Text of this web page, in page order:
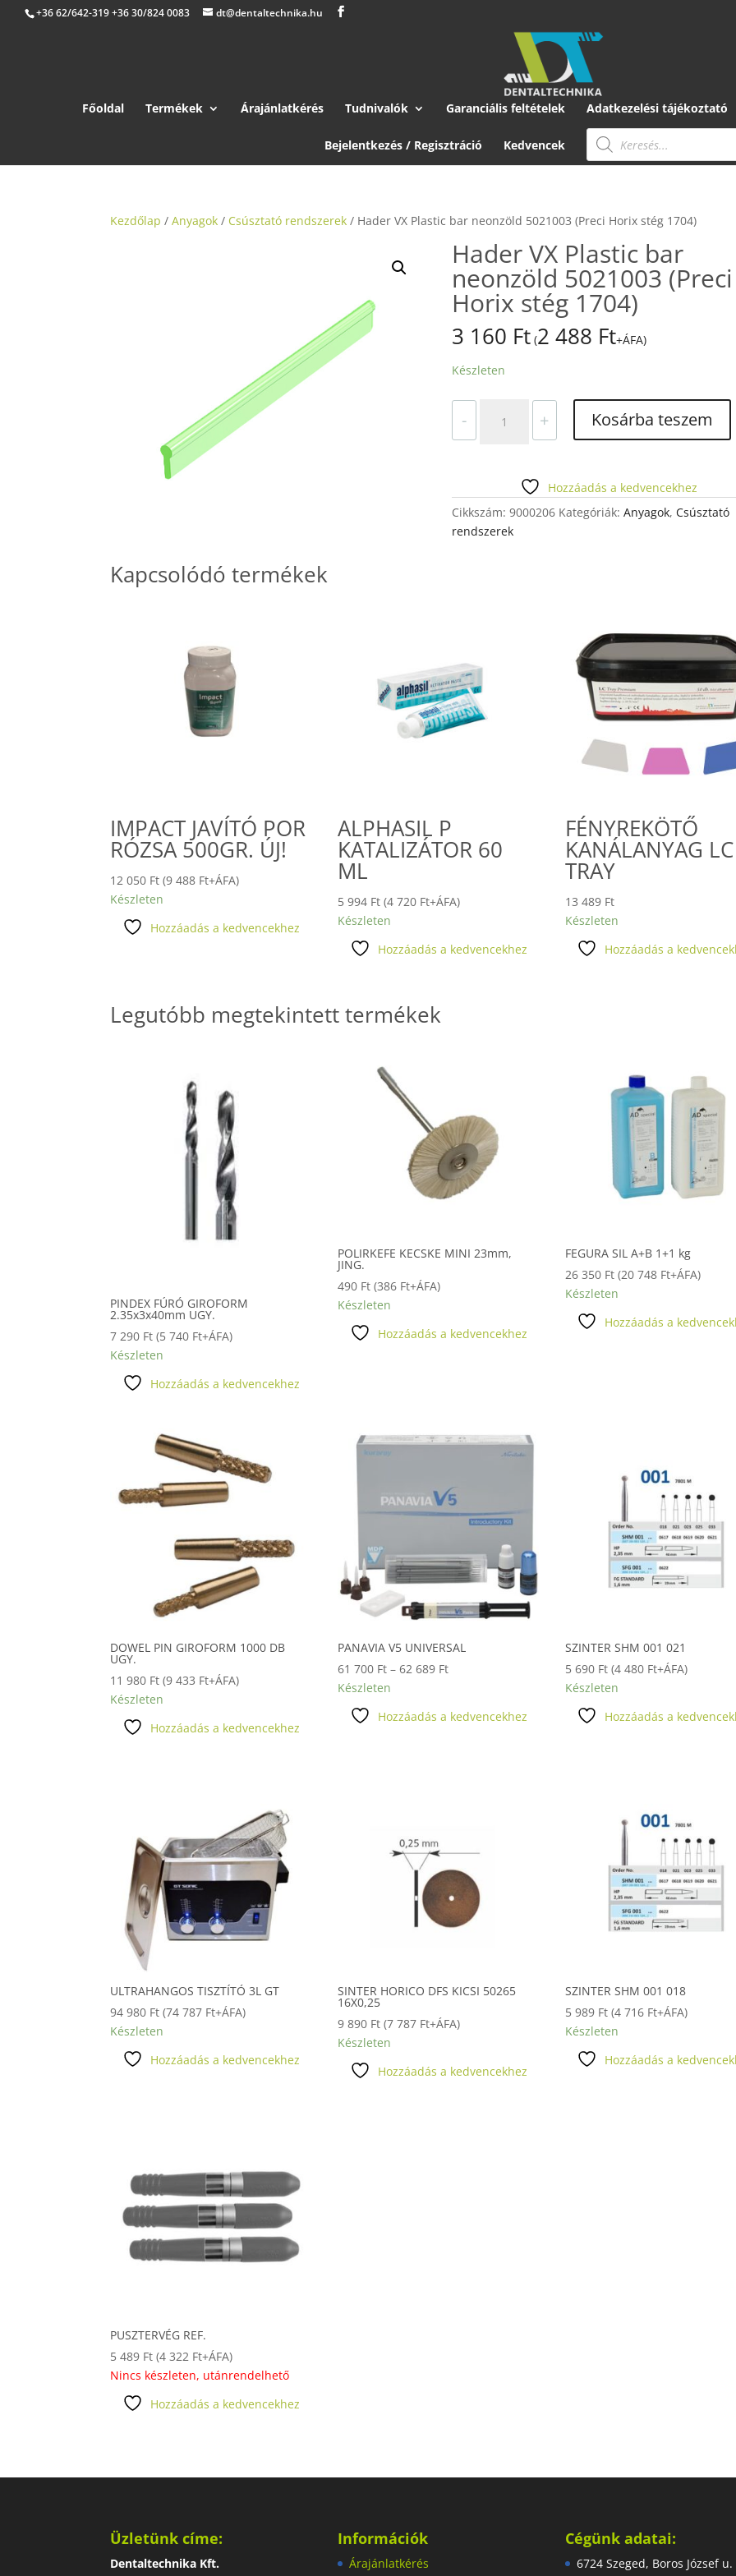
+36 62/642-319 +36 30/824 0083 dt@dentaltechnika.hu
Főoldal Termékek Árajánlatkérés Tudnivalók Garanciális feltételek Adatkezelési tájékoztató
Bejelentkezés / Regisztráció Kedvencek
Products
search
Kezdőlap /Anyagok / Csúsztató rendszerek / Hader VX Plastic bar neonzöld 5021003 (Preci Horix stég 1704)
Hader VX Plastic bar
neonzöld 5021003 (Preci
Horix stég 1704)
3 160 Ft (2 488 Ft+ÁFA)
Készleten
-
neonzöld
5021003
(Preci
Horix
+ Kosárba teszem
Hozzáadás a kedvencekhez
Cikkszám: 9000206 Kategóriák: Anyagok, Csúsztató
rendszerek
Kapcsolódó termékek
IMPACT JAVÍTÓ POR
RÓZSA 500GR. ÚJ!
12 050 Ft (9 488 Ft+ÁFA)
Készleten
Hozzáadás a kedvencekhez
ALPHASIL P
KATALIZÁTOR 60
ML
5 994 Ft (4 720 Ft+ÁFA)
Készleten
Hozzáadás a kedvencekhez
FÉNYREKÖTŐ
KANÁLANYAG LC
TRAY
13 489 Ft
Készleten
Hozzáadás a
Legutóbb megtekintett termékek
PINDEX FÚRÓ GIROFORM
2.35x3x40mm UGY.
7 290 Ft (5 740 Ft+ÁFA)
Készleten
Hozzáadás a kedvencekhez
POLIRKEFE KECSKE MINI 23mm,
JING.
490 Ft (386 Ft+ÁFA)
Készleten
Hozzáadás a kedvencekhez
FEGURA SIL A+B 1+1 kg
26 350 Ft (20 748 Ft+ÁFA)
Készleten
Hozzáadás a
DOWEL PIN GIROFORM 1000 DB
UGY.
11 980 Ft (9 433 Ft+ÁFA)
Készleten
Hozzáadás a kedvencekhez
PANAVIA V5 UNIVERSAL
61 700 Ft – 62 689 FtÁrtartomány:
-
Készleten
Hozzáadás a kedvencekhez
SZINTER SHM 001 021
5 690 Ft (4 480 Ft+ÁFA)
Készleten
Hozzáadás a
ULTRAHANGOS TISZTÍTÓ 3L GT
94 980 Ft (74 787 Ft+ÁFA)
Készleten
Hozzáadás a kedvencekhez
SINTER HORICO DFS KICSI 50265
16X0,25
9 890 Ft (7 787 Ft+ÁFA)
Készleten
Hozzáadás a kedvencekhez
SZINTER SHM 001 018
5 989 Ft (4 716 Ft+ÁFA)
Készleten
Hozzáadás a
PUSZTERVÉG REF.
5 489 Ft (4 322 Ft+ÁFA)
Nincs készleten, utánrendelhető
Hozzáadás a kedvencekhez
Üzletünk címe:
Dentaltechnika Kft.
Információk
Árajánlatkérés
Cégünk adatai:
6724 Szeged, Boros József u.